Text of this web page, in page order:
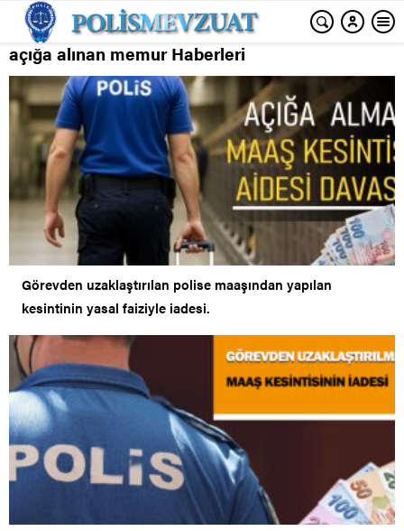
açığa alınan memur Haberleri
Görevden uzaklaştırılan polise maaşından yapılan
kesintinin yasal faiziyle iadesi.